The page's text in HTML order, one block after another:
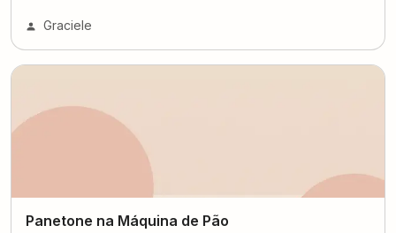
Graciele
Panetone na Máquina de Pão